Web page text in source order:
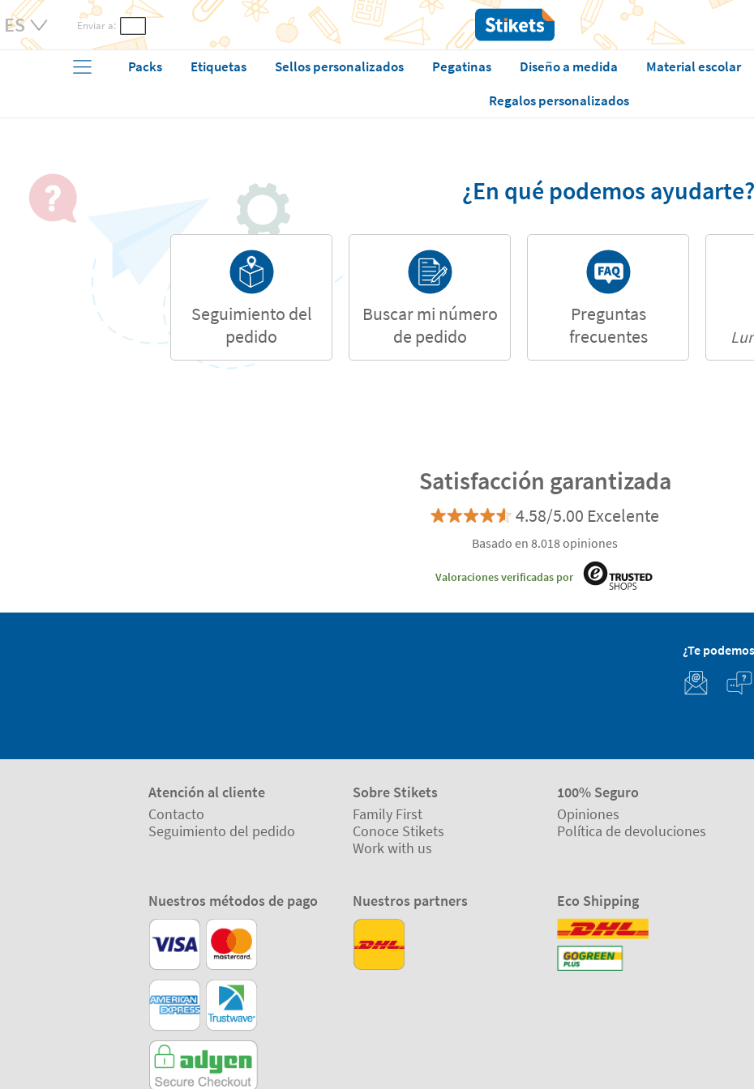
Enviar a:
Packs Etiquetas Sellos personalizados Pegatinas Diseño a medida Material escolar
Regalos personalizados
¿En qué podemos ayudarte?
Seguimiento del
pedido
Buscar mi número
de pedido
Preguntas
frecuentes
Satisfacción garantizada
4.58/5.00 Excelente
Basado en 8.018 opiniones
Valoraciones verificadas por
¿Te
Atención al cliente
Contacto
Seguimiento del pedido
Sobre Stikets
Family First
Conoce Stikets
Work with us
100% Seguro
Opiniones
Política de devoluciones
Nuestros métodos de pago Nuestros partners Eco Shipping